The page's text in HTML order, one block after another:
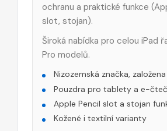
ochranu a praktické funkce
slot, stojan).
Široká nabídka pro celou iPad
Pro modelů.
Nizozemská značka,
Pouzdra pro tablety a e-
Apple Pencil slot a stojan
Kožené i textilní varianty